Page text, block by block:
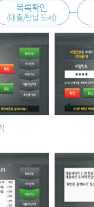
목록확인
(대출/반납 도서)